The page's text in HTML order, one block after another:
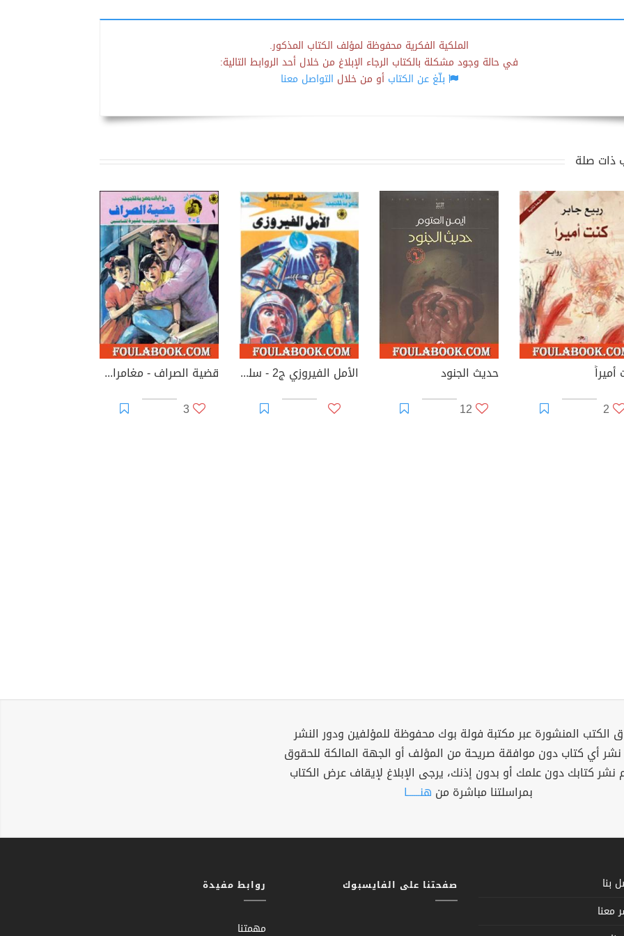
الملكية الفكرية محفوظة لمؤلف الكتاب المذكور.
في حالة وجود مشكلة بالكتاب الرجاء الإبلاغ من خلال أحد الروابط التالية:
بلّغ عن الكتابأو من خلال التواصل معنا
ذات صلة
2
حديث الجنود
12
الأمل الفيروزي ج2 - سلسلة ملف المستقبل
قضية الصراف - مغامرات ع×2
3
الكتب المنشورة عبر مكتبة فولة بوك محفوظة للمؤلفين ودور النشر
نشر أي كتاب دون موافقة صريحة من المؤلف أو الجهة المالكة للحقوق
نشر كتابك دون علمك أو بدون إذنك، يرجى الإبلاغ لإيقاف عرض الكتاب
بمراسلتنا مباشرة من هنــــــا
بنا
معنا
صفحتنا على الفايسبوك روابط مفيدة
مهمتنا